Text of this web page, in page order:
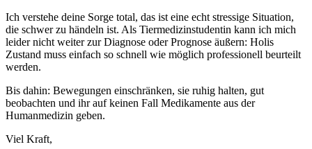
Ich verstehe deine Sorge total, das ist eine echt stressige Situation,
die schwer zu händeln ist. Als Tiermedizinstudentin kann ich mich
leider nicht weiter zur Diagnose oder Prognose äußern: Holis
Zustand muss einfach so schnell wie möglich professionell beurteilt
werden.
Bis dahin: Bewegungen einschränken, sie ruhig halten, gut
beobachten und ihr auf keinen Fall Medikamente aus der
Humanmedizin geben.
Viel Kraft,